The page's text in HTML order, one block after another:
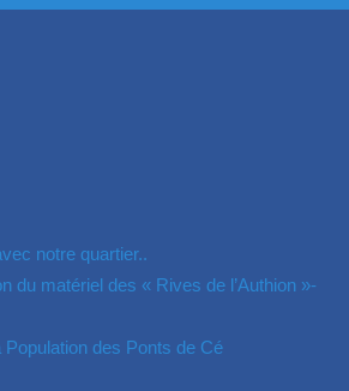
notre quartier..
du matériel des « Rives de l’Authion »-
Population des Ponts de Cé